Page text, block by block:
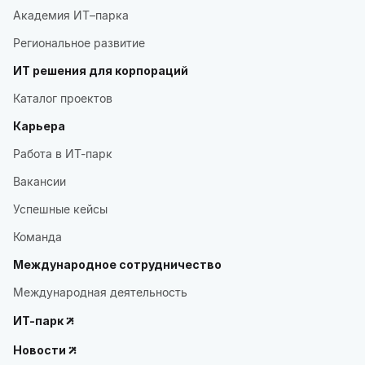
Академия ИТ–парка
Региональное развитие
ИТ решения для корпораций
Каталог проектов
Карьера
Работа в ИТ-парк
Вакансии
Успешные кейсы
Команда
Международное сотрудничество
Международная деятельность
ИТ-парк
Новости